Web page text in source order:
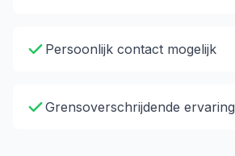
Persoonlijk contact mogelijk
Grensoverschrijdende ervaring